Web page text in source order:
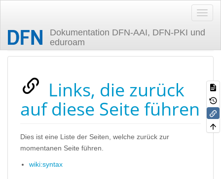
Dokumentation DFN-AAI, DFN-PKI und
eduroam
Zuletzt angesehen
Links, die zurück
auf diese Seite führen
Dies ist eine Liste der Seiten, welche zurück zur
momentanen Seite führen.
wiki:syntax